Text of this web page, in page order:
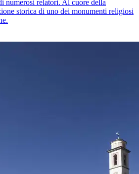
numerosi relatori. Al cuore della
storica di uno dei monumenti religiosi